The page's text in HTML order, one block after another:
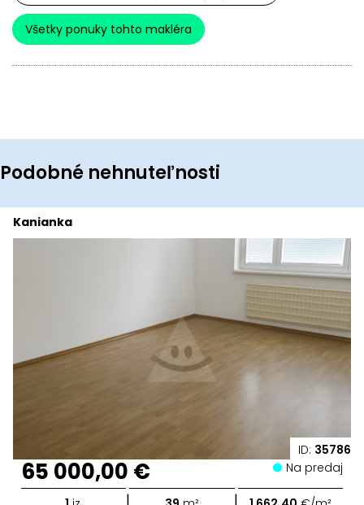
Všetky ponuky tohto makléra
Podobné nehnuteľnosti
ID: 35786
Kanianka
65 000,00 € Na predaj